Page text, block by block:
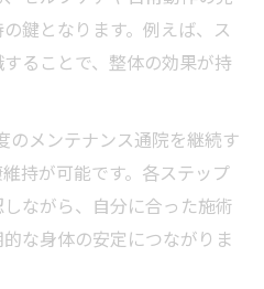
鍵となります。例えば、ス
ることで、整体の効果が持
のメンテナンス通院を継続す
持が可能です。各ステップ
ながら、自分に合った施術
な身体の安定につながりま